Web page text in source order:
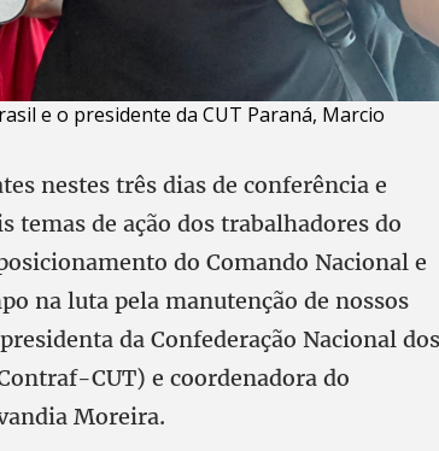
e o presidente da CUT Paraná, Marcio
nestes três dias de conferência e
temas de ação dos trabalhadores do
do Comando Nacional e
na luta pela manutenção de nossos
da Confederação Nacional dos
CUT) e coordenadora do
Moreira.